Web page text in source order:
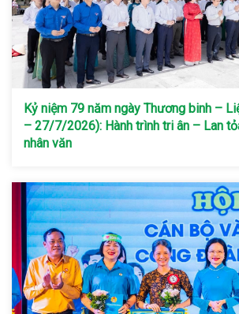
Kỷ niệm 79 năm ngày Thương binh –
– 27/7/2026): Hành trình tri ân – Lan
nhân văn